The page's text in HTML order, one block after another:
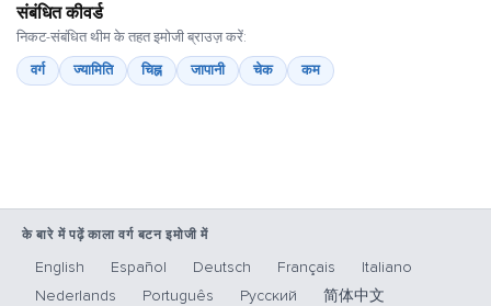
संबंधित कीवर्ड
निकट-संबंधित थीम के तहत इमोजी ब्राउज़ करें:
वर्ग
ज्यामिति चिह्न जापानी चेक कम
के बारे में पढ़ें काला वर्ग बटन इमोजी में
English Español Deutsch Français
Italiano
Nederlands
Português Русский
简体中文